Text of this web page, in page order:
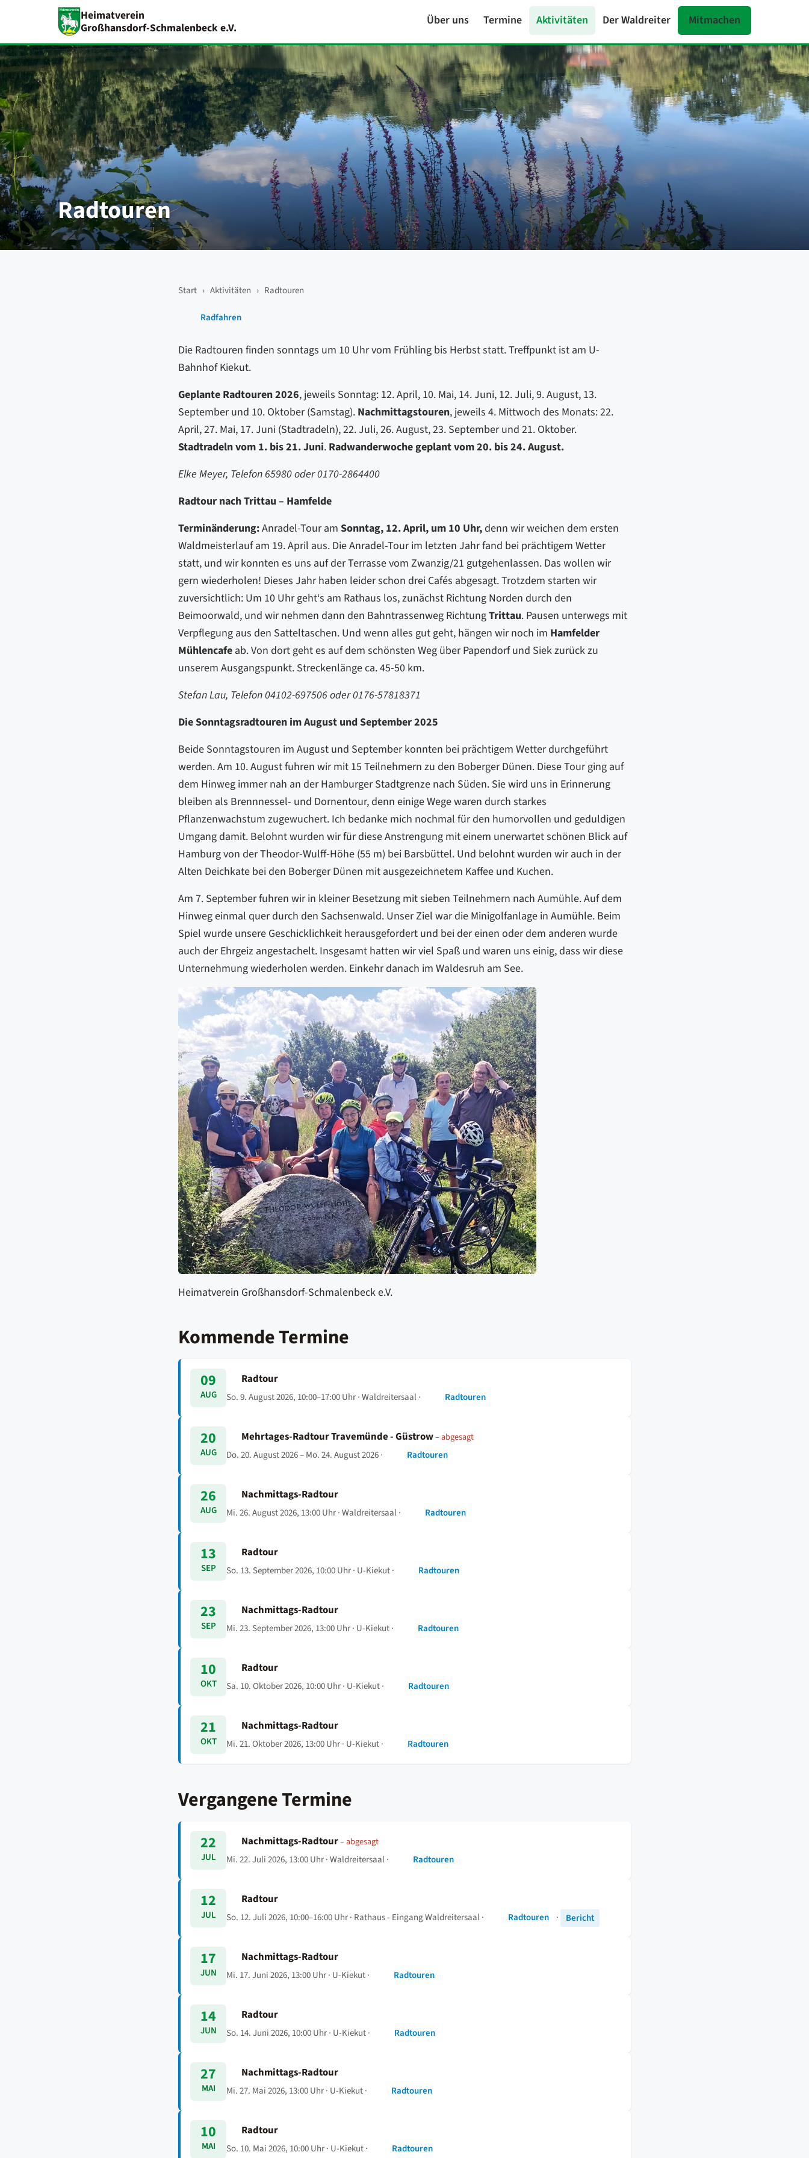
Heimatverein
Großhansdorf-Schmalenbeck e.V.
Über uns Termine Aktivitäten Der Waldreiter Mitmachen
Radtouren
Start › Aktivitäten › Radtouren
Radfahren
Die Radtouren finden sonntags um 10 Uhr vom Frühling bis Herbst statt. Treffpunkt ist am U-
Bahnhof Kiekut.
Geplante Radtouren 2026, jeweils Sonntag: 12. April, 10. Mai, 14. Juni, 12. Juli, 9. August, 13.
September und 10. Oktober (Samstag). Nachmittagstouren, jeweils 4. Mittwoch des Monats: 22.
April, 27. Mai, 17. Juni (Stadtradeln), 22. Juli, 26. August, 23. September und 21. Oktober.
Stadtradeln vom 1. bis 21. Juni. Radwanderwoche geplant vom 20. bis 24. August.
Elke Meyer, Telefon 65980 oder 0170-2864400
Radtour nach Trittau – Hamfelde
Terminänderung:Anradel-Tour am Sonntag, 12. April, um 10 Uhr, denn wir weichen dem ersten
Waldmeisterlauf am 19. April aus. Die Anradel-Tour im letzten Jahr fand bei prächtigem Wetter
statt, und wir konnten es uns auf der Terrasse vom Zwanzig/21 gutgehenlassen. Das wollen wir
gern wiederholen! Dieses Jahr haben leider schon drei Cafés abgesagt. Trotzdem starten wir
zuversichtlich: Um 10 Uhr geht‘s am Rathaus los, zunächst Richtung Norden durch den
Beimoorwald, und wir nehmen dann den Bahntrassenweg RichtungTrittau. Pausen unterwegs mit
Verpflegung aus den Satteltaschen. Und wenn alles gut geht, hängen wir noch im Hamfelder
Mühlencafe ab. Von dort geht es auf dem schönsten Weg über Papendorf und Siek zurück zu
unserem Ausgangspunkt. Streckenlänge ca. 45-50 km.
Stefan Lau, Telefon 04102-697506 oder 0176-57818371
Die Sonntagsradtouren im August und September 2025
Beide Sonntagstouren im August und September konnten bei prächtigem Wetter durchgeführt
werden. Am 10. August fuhren wir mit 15 Teilnehmern zu den Boberger Dünen. Diese Tour ging auf
dem Hinweg immer nah an der Hamburger Stadtgrenze nach Süden. Sie wird uns in Erinnerung
bleiben als Brennnessel- und Dornentour, denn einige Wege waren durch starkes
Pflanzenwachstum zugewuchert. Ich bedanke mich nochmal für den humorvollen und geduldigen
Umgang damit. Belohnt wurden wir für diese Anstrengung mit einem unerwartet schönen Blick auf
Hamburg von der Theodor-Wulff-Höhe (55 m) bei Barsbüttel. Und belohnt wurden wir auch in der
Alten Deichkate bei den Boberger Dünen mit ausgezeichnetem Kaffee und Kuchen.
Am 7. September fuhren wir in kleiner Besetzung mit sieben Teilnehmern nach Aumühle. Auf dem
Hinweg einmal quer durch den Sachsenwald. Unser Ziel war die Minigolfanlage in Aumühle. Beim
Spiel wurde unsere Geschicklichkeit herausgefordert und bei der einen oder dem anderen wurde
auch der Ehrgeiz angestachelt. Insgesamt hatten wir viel Spaß und waren uns einig, dass wir diese
Unternehmung wiederholen werden. Einkehr danach im Waldesruh am See.
Heimatverein Großhansdorf-Schmalenbeck e.V.
Kommende Termine
09
AUG
Radtour
So. 9. August 2026, 10:00–17:00 Uhr· Waldreitersaal · Radtouren
20
AUG
Mehrtages-Radtour Travemünde - Güstrow– abgesagt
Do. 20. August 2026 – Mo. 24. August 2026· Radtouren
26
AUG
Nachmittags-Radtour
Mi. 26. August 2026, 13:00 Uhr· Waldreitersaal · Radtouren
13
SEP
Radtour
So. 13. September 2026, 10:00 Uhr· U-Kiekut · Radtouren
23
SEP
Nachmittags-Radtour
Mi. 23. September 2026, 13:00 Uhr· U-Kiekut · Radtouren
10
OKT
Radtour
Sa. 10. Oktober 2026, 10:00 Uhr· U-Kiekut · Radtouren
21
OKT
Nachmittags-Radtour
Mi. 21. Oktober 2026, 13:00 Uhr· U-Kiekut · Radtouren
Vergangene Termine
22
JUL
Nachmittags-Radtour– abgesagt
Mi. 22. Juli 2026, 13:00 Uhr· Waldreitersaal · Radtouren
12
JUL
Radtour
So. 12. Juli 2026, 10:00–16:00 Uhr· Rathaus - Eingang Waldreitersaal · Radtouren · Bericht
17
JUN
Nachmittags-Radtour
Mi. 17. Juni 2026, 13:00 Uhr· U-Kiekut · Radtouren
14
JUN
Radtour
So. 14. Juni 2026, 10:00 Uhr· U-Kiekut · Radtouren
27
MAI
Nachmittags-Radtour
Mi. 27. Mai 2026, 13:00 Uhr· U-Kiekut · Radtouren
10
MAI
Radtour
So. 10. Mai 2026, 10:00 Uhr· U-Kiekut · Radtouren